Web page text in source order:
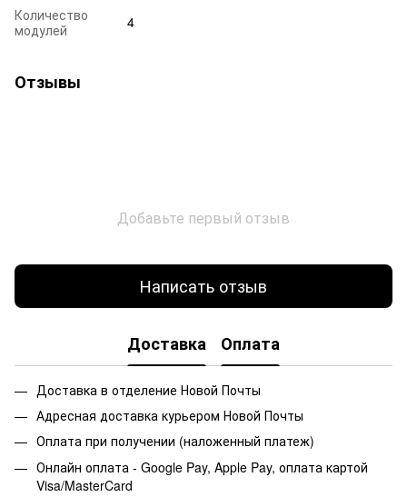
Количество
модулей
4
Отзывы
Добавьте первый отзыв
Написать отзыв
Доставка Оплата
Доставка в отделение Новой Почты
Адресная доставка курьером Новой Почты
Оплата при получении (наложенный платеж)
Онлайн оплата - Google Pay, Apple Pay, оплата картой
Visa/MasterCard